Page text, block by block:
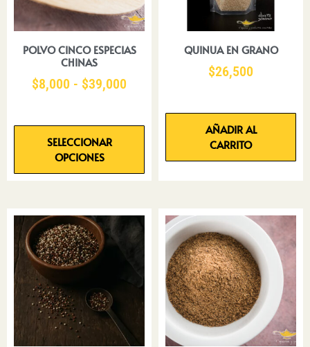
POLVO CINCO ESPECIAS
CHINAS
$8,000 - $39,000
SELECCIONAR
OPCIONES
QUINUA EN GRANO
$26,500
AÑADIR AL
CARRITO